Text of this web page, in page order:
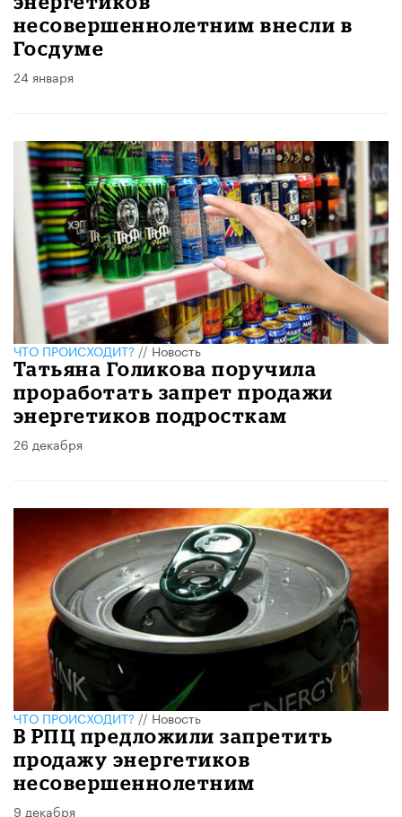
несовершеннолетним внесли в
Госдуме
24 января
ЧТО ПРОИСХОДИТ?//Новость
Татьяна Голикова поручила
проработать запрет продажи
энергетиков подросткам
26 декабря
ЧТО ПРОИСХОДИТ?//Новость
В РПЦ предложили запретить
продажу энергетиков
несовершеннолетним
9 декабря